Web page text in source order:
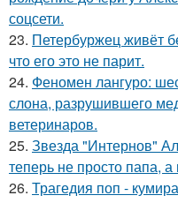
соцсети.
23. Петербуржец живёт
что его это не парит.
24. Феномен лангуро:
слона, разрушившего
ветеринаров.
25. Звезда "Интернов"
теперь не просто папа,
26. Трагедия поп -